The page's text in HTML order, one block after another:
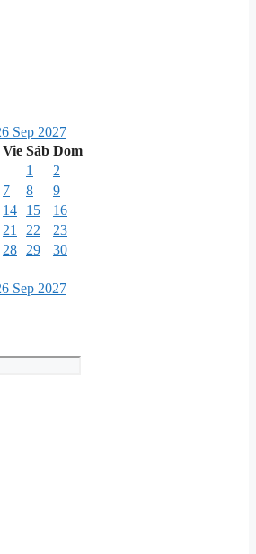
Sep 2027
Vie Sáb Dom
1
2
7 8
9
14 15
16
21 22
23
28 29
30
Sep 2027